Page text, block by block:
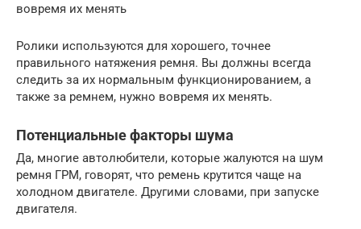
вовремя их менять
Ролики используются для хорошего, точнее
правильного натяжения ремня. Вы должны всегда
следить за их нормальным функционированием, а
также за ремнем, нужно вовремя их менять.
Потенциальные факторы шума
Да, многие автолюбители, которые жалуются на шум
ремня ГРМ, говорят, что ремень крутится чаще на
холодном двигателе. Другими словами, при запуске
двигателя.